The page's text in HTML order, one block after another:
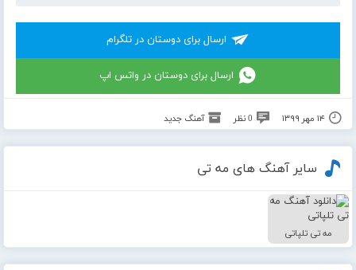
ارسال برای دوستان در تلگرام
ارسال برای دوستان در واتس اپ
۱۴ مهر ۱۳۹۹ 0 نظر آهنگ جدید
سایر آهنگ های مه تی
مه تی تلپاتی